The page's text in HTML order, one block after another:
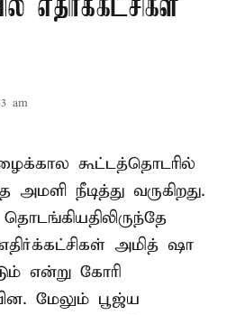
எதிர்க்கட்சிகள்
am
கூட்டத்தொடரில்
நீடித்து வருகிறது.
அமித் ஷா
என்று கோரி
மேலும் பூஜ்ய